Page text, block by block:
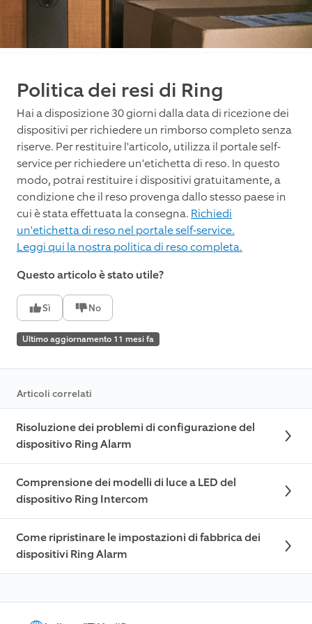
Politica dei resi di Ring
Hai a disposizione 30 giorni dalla data di ricezione dei
dispositivi per richiedere un rimborso completo senza
riserve. Per restituire l'articolo, utilizza il portale self-
service per richiedere un'etichetta di reso. In questo
modo, potrai restituire i dispositivi gratuitamente, a
condizione che il reso provenga dallo stesso paese in
cui è stata effettuata la consegna. Richiedi
un'etichetta di reso nel portale self-service.
Leggi qui la nostra politica di reso completa.
Questo articolo è stato utile?
Sì No
Ultimo aggiornamento 11 mesi fa
Articoli correlati
Risoluzione dei problemi di configurazione del
dispositivo Ring Alarm
Comprensione dei modelli di luce a LED del
dispositivo Ring Intercom
Come ripristinare le impostazioni di fabbrica dei
dispositivi Ring Alarm